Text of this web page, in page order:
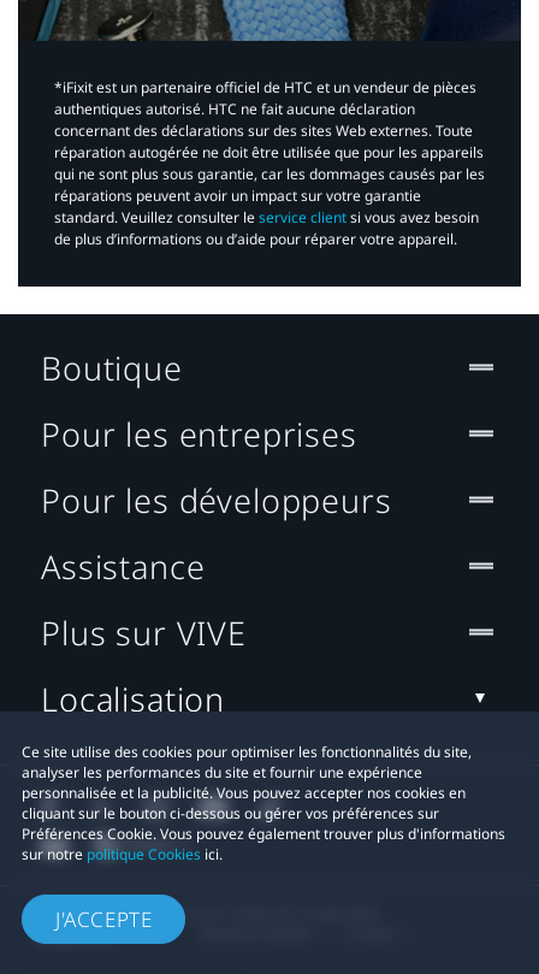
*iFixit est un partenaire officiel de HTC et un vendeur de pièces
authentiques autorisé. HTC ne fait aucune déclaration
concernant des déclarations sur des sites Web externes. Toute
réparation autogérée ne doit être utilisée que pour les appareils
qui ne sont plus sous garantie, car les dommages causés par les
réparations peuvent avoir un impact sur votre garantie
standard. Veuillez consulter leservice clientsi vous avez besoin
de plus d’informations ou d’aide pour réparer votre appareil.​
Ce site utilise des cookies pour optimiser les fonctionnalités du site,
analyser les performances du site et fournir une expérience
personnalisée et la publicité. Vous pouvez accepter nos cookies en
cliquant sur le bouton ci-dessous ou gérer vos préférences sur
Préférences Cookie. Vous pouvez également trouver plus d'informations
sur notre politique Cookies ici.
J'ACCEPTE
Boutique
Pour les entreprises
Pour les développeurs
Assistance
Plus sur VIVE
Localisation
© 2011-2026 HTC Corporation